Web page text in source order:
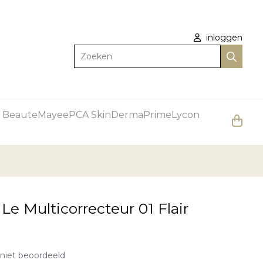
inloggen
Zoeken
BeauteMayeePCA SkinDermaPrimeLycon
Multicorrecteur 01 Flair
beoordeeld